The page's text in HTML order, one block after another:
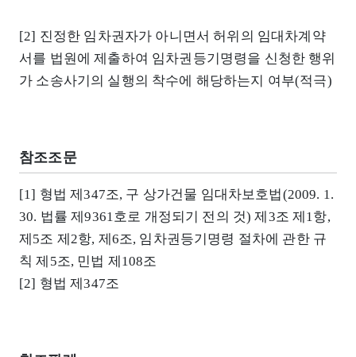
[2] 진정한 임차권자가 아니면서 허위의 임대차계약
서를 법원에 제출하여 임차권등기명령을 신청한 행위
가 소송사기의 실행의 착수에 해당하는지 여부(적극)
참조조문
[1] 형법 제347조, 구 상가건물 임대차보호법(2009. 1.
30. 법률 제9361호로 개정되기 전의 것) 제3조 제1항,
제5조 제2항, 제6조, 임차권등기명령 절차에 관한 규
칙 제5조, 민법 제108조
[2] 형법 제347조